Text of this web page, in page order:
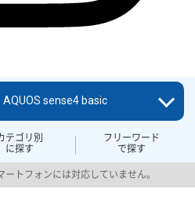
テゴリ別
に探す
フリーワード
で探す
AQUOS sense4 basic
トフォンには対応していません。